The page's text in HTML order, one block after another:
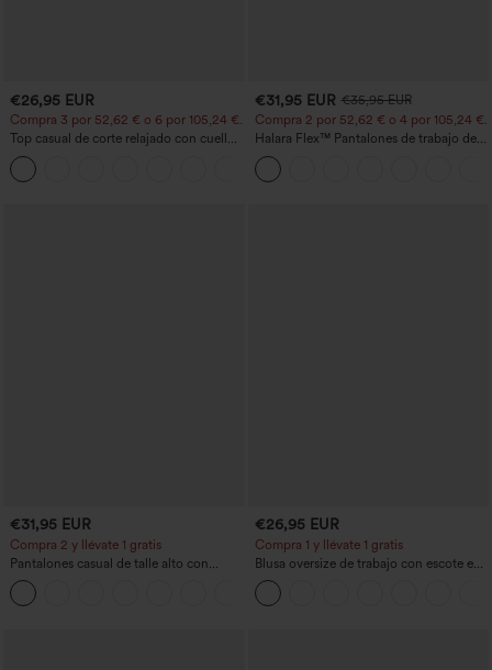
€26,95 EUR
Compra 3 por 52,62 € o 6 por 105,24 €.
Top casual de corte relajado con cuello
redondo y mangas murciélago.
€31,95 EUR €35,95 EUR
Compra 2 por 52,62 € o 4 por 105,24 €.
Halara Flex™ Pantalones de trabajo de
talle alto, moldeadores del cuerpo, que
estilizan la cintura, con bolsillos, de
pierna ancha en micro‑waffle
€31,95 EUR
Compra 2 y llévate 1 gratis
Pantalones casual de talle alto con
cordón, pernera ancha, en mezcla de
lino y con bolsillos
€26,95 EUR
Compra 1 y llévate 1 gratis
Blusa oversize de trabajo con escote en
V y manga corta, resistente a las arrugas